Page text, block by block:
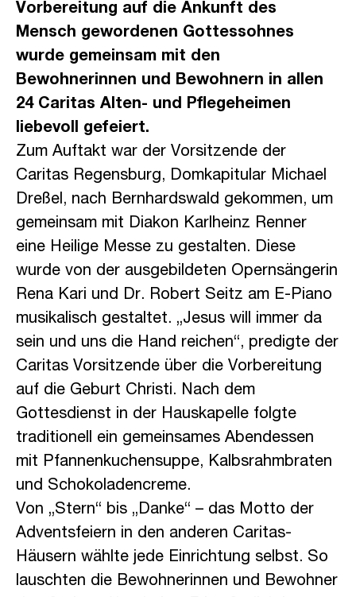
Vorbereitung auf die Ankunft des
Mensch gewordenen Gottessohnes
wurde gemeinsam mit den
Bewohnerinnen und Bewohnern in allen
24 Caritas Alten- und Pflegeheimen
liebevoll gefeiert.
Zum Auftakt war der Vorsitzende der
Caritas Regensburg, Domkapitular Michael
Dreßel, nach Bernhardswald gekommen, um
gemeinsam mit Diakon Karlheinz Renner
eine Heilige Messe zu gestalten. Diese
wurde von der ausgebildeten Opernsängerin
Rena Kari und Dr. Robert Seitz am E-Piano
musikalisch gestaltet. „Jesus will immer da
sein und uns die Hand reichen“, predigte der
Caritas Vorsitzende über die Vorbereitung
auf die Geburt Christi. Nach dem
Gottesdienst in der Hauskapelle folgte
traditionell ein gemeinsames Abendessen
mit Pfannenkuchensuppe, Kalbsrahmbraten
und Schokoladencreme.
Von „Stern“ bis „Danke“ – das Motto der
Adventsfeiern in den anderen Caritas-
Häusern wählte jede Einrichtung selbst. So
lauschten die Bewohnerinnen und Bewohner